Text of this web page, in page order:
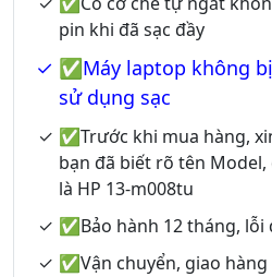
pin khi đã sạc đầy
✅Máy laptop không
sử dụng sạc
✅Trước khi mua hàng,
bạn đã biết rõ tên
là HP 13-m008tu
✅Bảo hành 12 tháng, lỗi
✅Vận chuyển, giao